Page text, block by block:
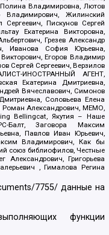
Владимировна, Лютов
Жилинский
Пискунов Сергей
Екатерина Викторовна,
Грезев Александр
Иванова София Юрьевна,
Егоров Владимир
Сергей Сергеевич, Верзилов
ИНОСТРАННЫЙ АГЕНТ,
Екатерина Дмитриевна,
Вячеславович, Симонов
Соловьева Елена
Роман Александрович, МЕМО,
Bellingcat, Якутия – Наше
Балт, Заговора Максим
Павлов Иван Юрьевич,
Владимирович, Как бы
союз библиофилов, Честные
Александрович, Григорьева
, Гималова Регина
7755/ данные на
функции